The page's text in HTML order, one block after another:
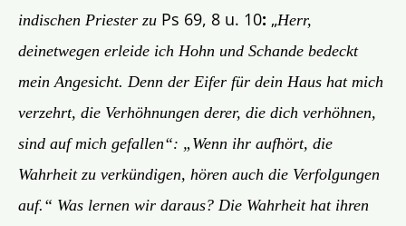
indischen Priester zu Ps 69, 8 u. 10: „Herr,
deinetwegen erleide ich Hohn und Schande bedeckt
mein Angesicht. Denn der Eifer für dein Haus hat mich
verzehrt, die Verhöhnungen derer, die dich verhöhnen,
sind auf mich gefallen“: „Wenn ihr aufhört, die
Wahrheit zu verkündigen, hören auch die Verfolgungen
auf.“ Was lernen wir daraus? Die Wahrheit hat ihren